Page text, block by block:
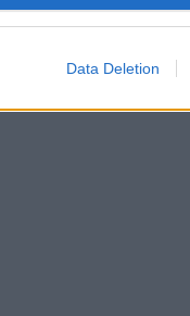
Data Deletion